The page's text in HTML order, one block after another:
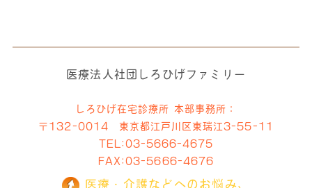
医療法人社団しろひげファミリー
しろひげ在宅診療所 本部事務所：
〒132-0014 東京都江戸川区東瑞江3-55-11
TEL: 03-5666-4675
FAX:03-5666-4676
医療・介護などへのお悩み、